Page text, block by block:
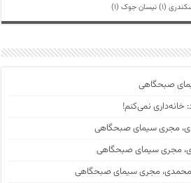
(1) نیسان جوک (1)
صبحگاهی
خانه‌داری نمی‌کنم!
مجری سیمای صبحگاهی
مجری سیمای صبحگاهی
محمدی، مجری سیمای صبحگاهی